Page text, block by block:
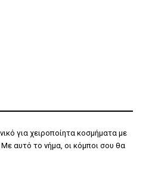
για χειροποίητα κοσμήματα με
Με αυτό το νήμα, οι κόμποι σου θα